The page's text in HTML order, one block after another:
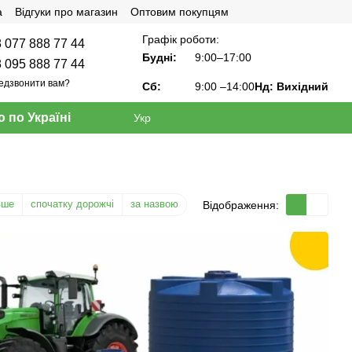
Відгуки про магазин Оптовим покупцям
077 888 77 44
095 888 77 44
вам?
Графік роботи:
Будні:
9:00–17:00
Сб: 9:00 –14:00Нд: Вихідний
Україні Укр
спочатку дорожчі за назвою Відображення: